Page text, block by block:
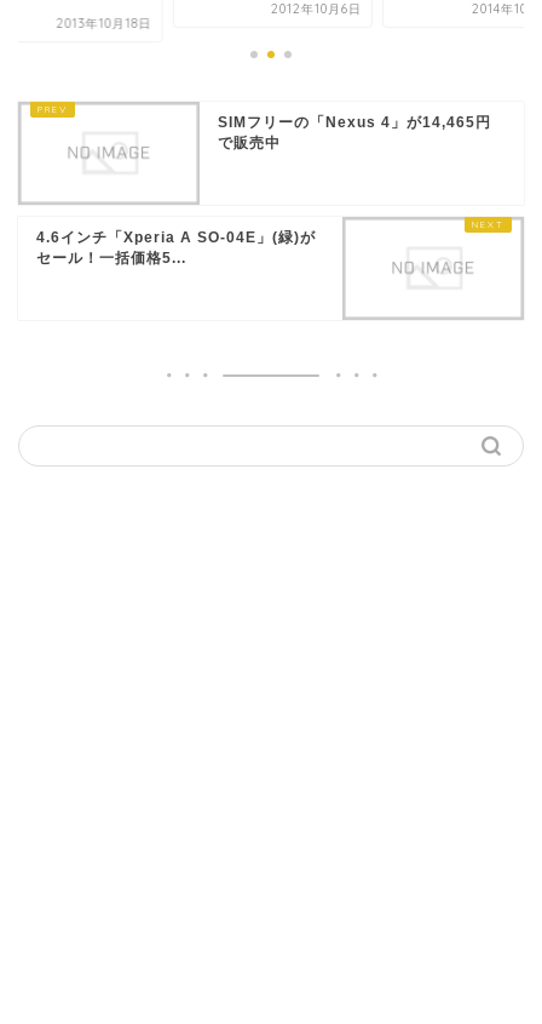
2013年10月18日
2012年10月6日 2014年10
SIMフリーの「Nexus 4」が14,465円
で販売中
4.6インチ「Xperia A SO-04E」(緑)が
セール！一括価格5...